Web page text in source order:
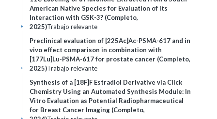
American Native Species for Evaluation of Its
Interaction with GSK-3? (Completo,
2025)Trabajo relevante
+
Preclinical evaluation of [225Ac]Ac-PSMA-617 and in
vivo effect comparison in combination with
[177Lu]Lu-PSMA-617 for prostate cancer (Completo,
2025)Trabajo relevante
+
Synthesis of a [18F]F Estradiol Derivative via Click
Chemistry Using an Automated Synthesis Module: In
Vitro Evaluation as Potential Radiopharmaceutical
for Breast Cancer Imaging (Completo,